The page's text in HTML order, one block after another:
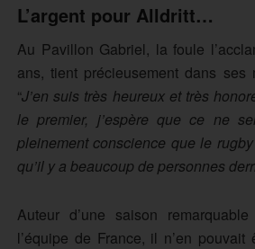
L’argent pour Alldritt…
Au Pavillon Gabriel, la foule
ans, tient précieusement dans ses
“J’en suis très heureux et très
le premier, j’espère que ce ne
pleinement conscience que le
qu’il y a beaucoup de personnes
Auteur d’une saison
l’équipe de France, il n’en pouvait